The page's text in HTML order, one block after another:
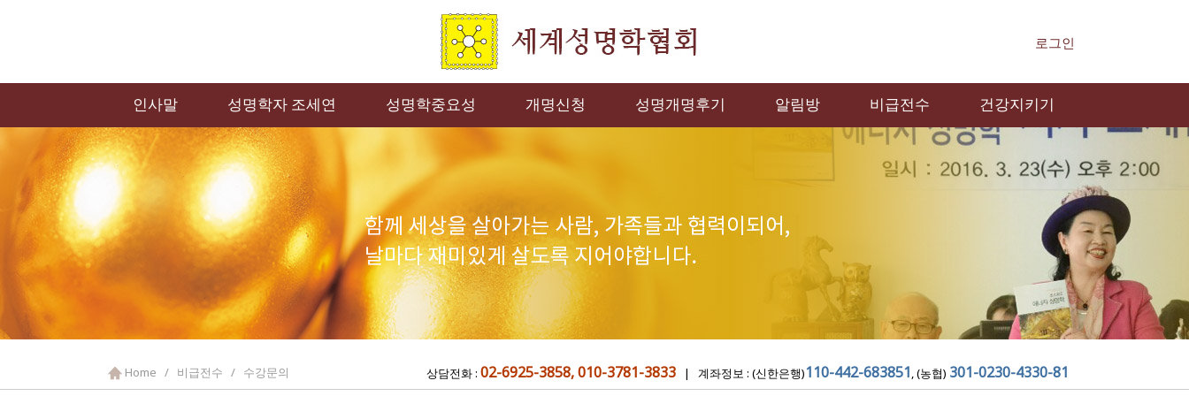
로그인
인사말 성명학자 조세연 성명학중요성 개명신청 성명개명후기 알림방 비급전수 건강지키기
Home / 비급전수 / 수강문의 상담전화 : 02-6925-3858, 010-3781-3833 | 계좌정보 : (신한은행)110-442-683851, (농협) 301-0230-4330-81